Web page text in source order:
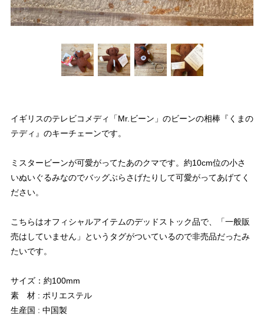
イギリスのテレビコメディ「Mr.ビーン」のビーンの相棒『くまの
テディ』のキーチェーンです。
ミスタービーンが可愛がってたあのクマです。約10cm位の小さ
いぬいぐるみなのでバッグぶらさげたりして可愛がってあげてく
ださい。
こちらはオフィシャルアイテムのデッドストック品で、「一般販
売はしていません」というタグがついているので非売品だったみ
たいです。
サイズ：約100mm
素 材 : ポリエステル
生産国 : 中国製